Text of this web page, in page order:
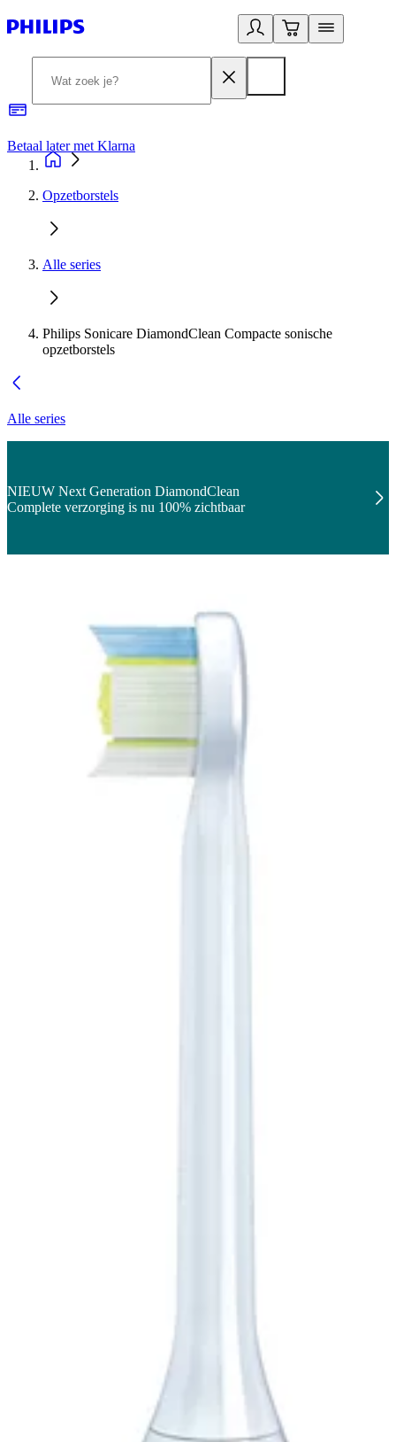
Betaal later met Klarna
Opzetborstels
Alle series
Philips Sonicare DiamondClean Compacte sonische
opzetborstels
Alle series
NIEUW Next Generation DiamondClean
Complete verzorging is nu 100% zichtbaar